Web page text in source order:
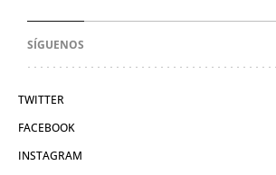
SÍGUENOS
TWITTER
FACEBOOK
INSTAGRAM